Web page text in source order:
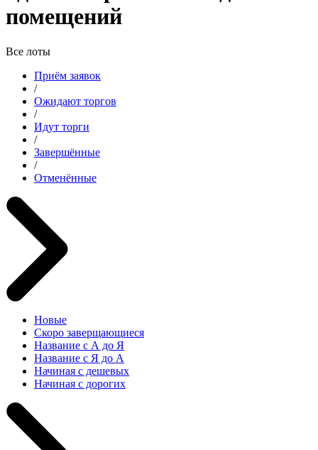
помещений
Все лоты
Приём заявок
/
Ожидают торгов
/
Идут торги
/
Завершённые
/
Отменённые
Новые
Скоро заверщающиеся
Название с А до Я
Название с Я до А
Начиная с дешевых
Начиная с дорогих